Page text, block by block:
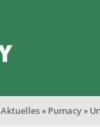
Aktuelles» Pumacy»